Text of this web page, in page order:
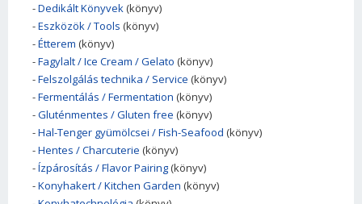
-Dedikált Könyvek (könyv)
-Eszközök / Tools (könyv)
-Étterem (könyv)
-Fagylalt / Ice Cream / Gelato (könyv)
-Felszolgálás technika / Service (könyv)
-Fermentálás / Fermentation (könyv)
-Gluténmentes / Gluten free (könyv)
-Hal-Tenger gyümölcsei / Fish-Seafood (könyv)
-Hentes / Charcuterie (könyv)
-Ízpárosítás / Flavor Pairing (könyv)
-Konyhakert / Kitchen Garden (könyv)